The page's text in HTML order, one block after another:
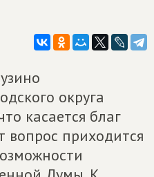
округа
касается благ
вопрос приходится